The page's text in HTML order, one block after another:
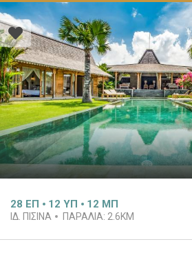
28 ΕΠ 12 ΥΠ 12 ΜΠ
ΙΔ. ΠΙΣΊΝΑ ΠΑΡΑΛΊΑ: 2.6KM